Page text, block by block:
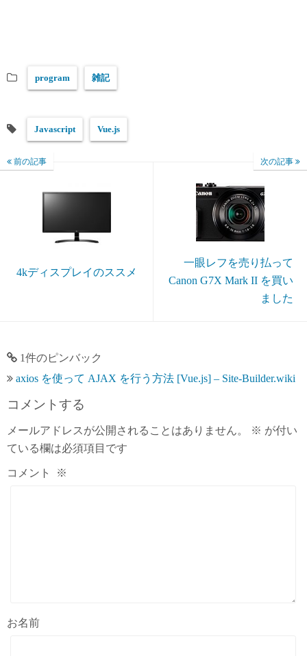
program 雑記
Javascript Vue.js
前の記事
4kディスプレイのススメ
次の記事
一眼レフを売り払って
Canon G7X Mark II を買い
ました
1件のピンバック
axios を使って AJAX を行う方法 [Vue.js] – Site-Builder.wiki
コメントする
メールアドレスが公開されることはありません。 ※ が付い
ている欄は必須項目です
コメント ※
お名前